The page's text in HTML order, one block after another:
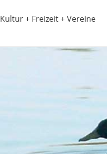
Kultur + Freizeit + Vereine